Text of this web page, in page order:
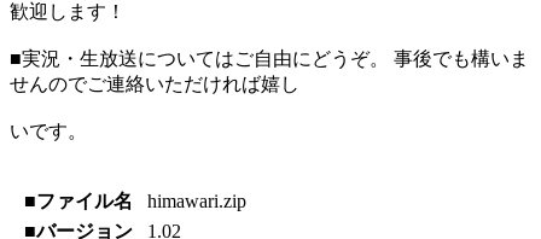
歓迎します！
■実況・生放送についてはご自由にどうぞ。 事後でも構いま
せんのでご連絡いただければ嬉し
いです。
■ファイル名
himawari.zip
■バージョン
1.02